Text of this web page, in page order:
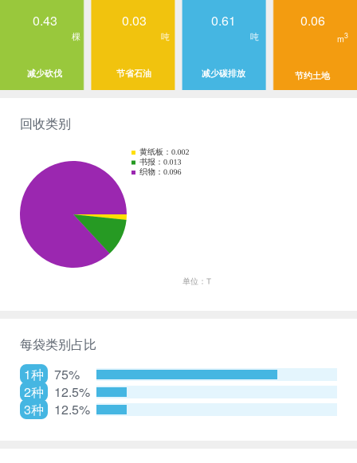
0.43
棵
减少砍伐
0.03
吨
节省石油
0.61
吨
减少碳排放
0.06
m3
节约土地
回收类别
每袋类别占比
1种
75%
2种
12.5%
3种
12.5%